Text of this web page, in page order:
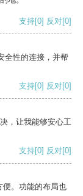
支持[0] 反对[0]
全性的连接，并帮
支持[0] 反对[0]
，让我能够安心工
支持[0] 反对[0]
便。功能的布局也